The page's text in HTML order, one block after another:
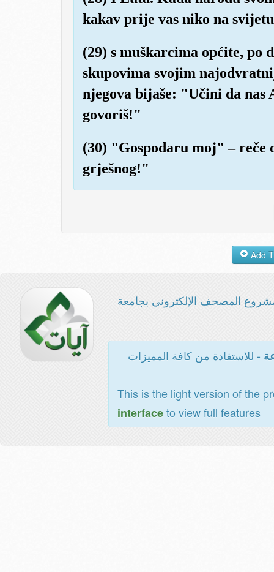
kakav prije vas niko na
(29) s muškarcima općite, po
skupovima svojim
njegova bijaše: "Učini da nas
govoriš!"
(30) "Gospodaru moj" –
grješnog!"
المصحف الإلكتروني بجامعة
- للاستفادة من كافة المميزات
This is the light version of the
interfaceto view full features